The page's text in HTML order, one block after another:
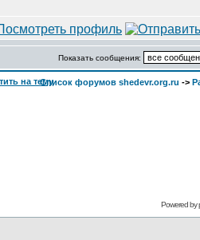
Показать сообщения:
Список форумов shedevr.org.ru ->
Powered by